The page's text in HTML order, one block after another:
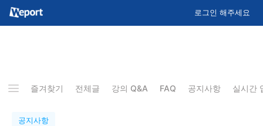
로그인 해주세요
즐겨찾기 전체글 강의 Q&A FAQ 공지사항 실시간
공지사항